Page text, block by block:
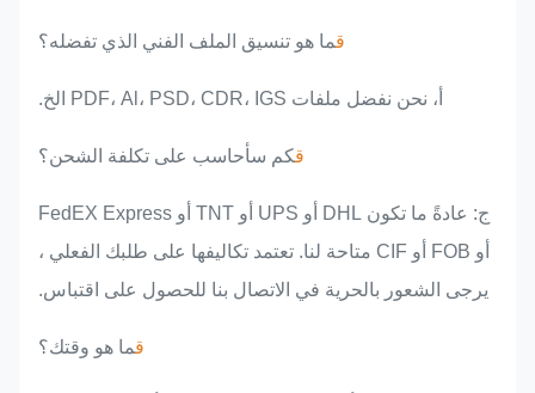
ما هو تنسيق الملف الفني الذي تفضله؟
أ، نحن نفضل ملفات PDF، Al، PSD، CDR، IGS الخ.
كم سأحاسب على تكلفة الشحن؟
ج: عادةً ما تكون DHL أو UPS أو TNT أو FedEX Express
أو FOB أو CIF متاحة لنا. تعتمد تكاليفها على طلبك الفعلي ،
يرجى الشعور بالحرية في الاتصال بنا للحصول على اقتباس.
ما هو وقتك؟